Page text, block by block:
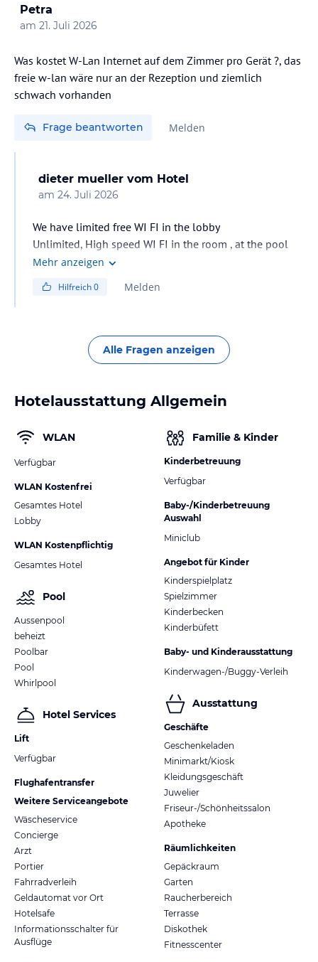
Petra
am 21. Juli 2026
Was kostet W-Lan Internet auf dem Zimmer pro Gerät ?, das
freie w-lan wäre nur an der Rezeption und ziemlich
schwach vorhanden
Frage beantworten Melden
dieter mueller vom Hotel
am 24. Juli 2026
We have limited free WI FI in the lobby
Unlimited, High speed WI FI in the room , at the pool
and in the lobby with extra charge. Costs 35 Euro for 2
Mehr anzeigen
Hilfreich0 Melden
Alle Fragen anzeigen
Hotelausstattung Allgemein
WLAN
Verfügbar
WLAN Kostenfrei
Gesamtes Hotel
Lobby
WLAN Kostenpflichtig
Gesamtes Hotel
Pool
Aussenpool
beheizt
Poolbar
Pool
Whirlpool
Hotel Services
Lift
Verfügbar
Flughafentransfer
Weitere Serviceangebote
Wäscheservice
Concierge
Arzt
Portier
Fahrradverleih
Geldautomat vor Ort
Hotelsafe
Informationsschalter für
Ausflüge
Familie & Kinder
Kinderbetreuung
Verfügbar
Baby-/Kinderbetreuung
Auswahl
Miniclub
Angebot für Kinder
Kinderspielplatz
Spielzimmer
Kinderbecken
Kinderbüfett
Baby- und Kinderausstattung
Kinderwagen-/Buggy-Verleih
Ausstattung
Geschäfte
Geschenkeladen
Minimarkt/Kiosk
Kleidungsgeschäft
Juwelier
Friseur-/Schönheitssalon
Apotheke
Räumlichkeiten
Gepäckraum
Garten
Raucherbereich
Terrasse
Diskothek
Fitnesscenter